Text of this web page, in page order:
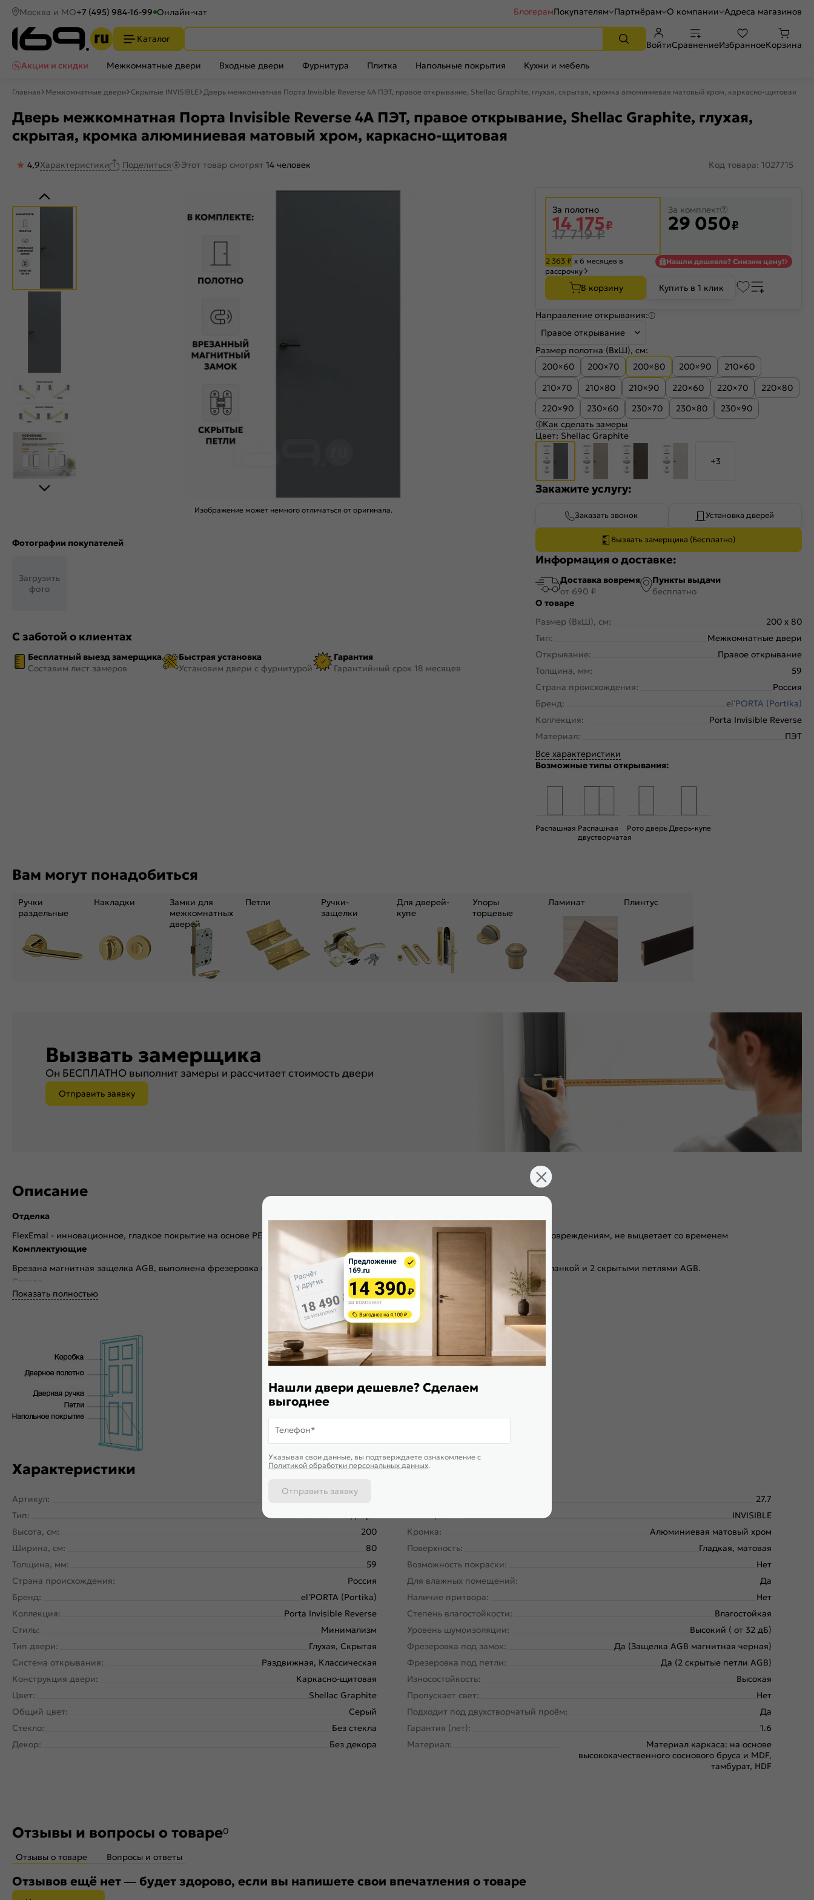
Москва и МО+7 (495) 984-16-99 Онлайн-чат БлогерамПокупателям Партнёрам О компании Адреса магазинов
Каталог
ВойтиСравнениеИзбранноеКорзина
Акции и скидки
Межкомнатные двери Входные двери Фурнитура Плитка Напольные покрытия Кухни и мебель
Главная Межкомнатные двери Скрытые INVISIBLE Дверь межкомнатная Порта Invisible Reverse 4A ПЭТ, правое открывание, Shellac Graphite, глухая, скрытая, кромка алюминиевая матовый хром, каркасно-щитовая
Дверь межкомнатная Порта Invisible Reverse 4A ПЭТ, правое открывание, Shellac Graphite, глухая,
скрытая, кромка алюминиевая матовый хром, каркасно-щитовая
4,9Характеристики Поделиться Этот товар смотрят 14 человек Код товара: 1027715
Изображение может немного отличаться от оригинала.
Фотографии покупателей
Загрузить
фото
С заботой о клиентах
Бесплатный выезд замерщика
Составим лист замеров
Быстрая установка
Установим двери с фурнитурой
Гарантия
Гарантийный срок 18 месяцев
За полотно
14 175₽
17 719₽
За комплект
29 050₽
2 363 ₽ х 6 месяцев в
рассрочку
Нашли дешевле? Снизим цену!
В корзину Купить в 1 клик
Направление открывания:
Правое открывание
Размер полотна (ВхШ), см:
200×60
200×70 200×80 200×90
210×60
210×70
210×80 210×90 220×60 220×70
220×80
220×90
230×60 230×70 230×80
230×90
Как сделать замеры
Цвет: Shellac Graphite
+3
Закажите услугу:
Заказать звонок Установка дверей
Вызвать замерщика (Бесплатно)
Информация о доставке:
Доставка вовремя
от 690 ₽
Пункты выдачи
бесплатно
О товаре
Размер (ВхШ), см:
200 x 80
Тип:
Межкомнатные двери
Открывание:
Правое открывание
Толщина, мм:
59
Страна происхождения:
Россия
Бренд:
el’PORTA (Portika)
Коллекция:
Porta Invisible Reverse
Материал:
ПЭТ
Все характеристики
Возможные типы открывания:
Распашная Распашная
двустворчатая
Рото дверь Дверь-купе
Вам могут понадобиться
Ручки
раздельные
Накладки
Замки для
межкомнатных
дверей
Петли
Ручки-
защелки
Для дверей-
купе
Упоры
торцевые
Ламинат Плинтус
Вызвать замерщика
Он БЕСПЛАТНО выполнит замеры и рассчитает стоимость двери
Отправить заявку
Описание
Отделка
FlexEmal - инновационное, гладкое покрытие на основе PET (Южная Корея), превосходящее эмаль. Экологично, устойчиво к повреждениям, не выцветает со временем
Комплектующие
Врезана магнитная защелка AGB, выполнена фрезеровка под 2 скрытые петли. Дверная коробка укомплектована ответной планкой и 2 скрытыми петлями AGB.
Стекло
Без стекла
Дверь скрытого монтажа с внешним открыванием. Щитовая дверь высокой прочности, которую обеспечивает жесткий тамбурат с малым размером ячейки и плита HDF. Используем
PUR-клея необратимой полимеризации. По периметру двери установлена алюминиевая кромка в цвете Матовый хром
Показать полностью
Характеристики
Артикул:
58180-10751
Тип:
Высота, см:
200
Ширина, см:
80
Толщина, мм:
59
Страна происхождения:
Россия
Бренд:
el’PORTA (Portika)
Коллекция:
Porta Invisible Reverse
Стиль:
Минимализм
Тип двери:
Глухая, Скрытая
Система открывания:
Раздвижная, Классическая
Конструкция двери:
Каркасно-щитовая
Цвет:
Shellac Graphite
Общий цвет:
Серый
Стекло:
Без стекла
Декор:
Без декора
27.7
INVISIBLE
Кромка:
Алюминиевая матовый хром
Поверхность:
Гладкая, матовая
Возможность покраски:
Нет
Для влажных помещений:
Да
Наличие притвора:
Нет
Степень влагостойкости:
Влагостойкая
Уровень шумоизоляции:
Высокий ( от 32 дБ)
Фрезеровка под замок:
Да (Защелка AGB магнитная черная)
Фрезеровка под петли:
Да (2 скрытые петли AGB)
Износостойкость:
Высокая
Пропускает свет:
Нет
Подходит под двухстворчатый проём:
Да
Гарантия (лет):
1.6
Материал:
Материал каркаса: на основе
высококачественного соснового бруса и MDF,
тамбурат, HDF
Отзывы и вопросы о товаре0
Отзывы о товаре Вопросы и ответы
Отзывов ещё нет — будет здорово, если вы напишете свои впечатления о товаре
Нашли двери дешевле? Сделаем
выгоднее
Телефон*
Указывая свои данные, вы подтверждаете ознакомление c
Политикой обработки персональных данных.
Отправить заявку